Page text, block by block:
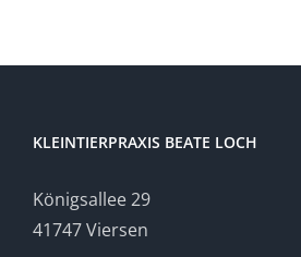
KLEINTIERPRAXIS BEATE LOCH
Königsallee 29
41747 Viersen